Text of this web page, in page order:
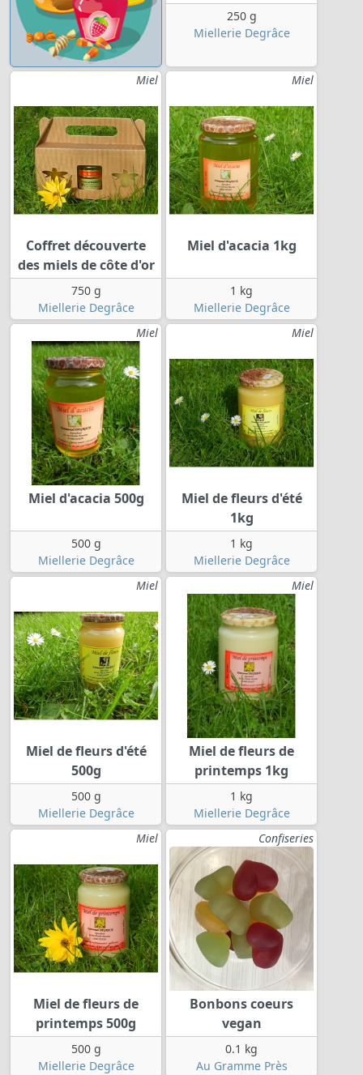
250 g
Miellerie Degrâce
Miel
Coffret découverte
des miels de côte d'or
750 g
Miellerie Degrâce
Miel
Miel d'acacia 1kg
1 kg
Miellerie Degrâce
Miel
Miel d'acacia 500g
500 g
Miellerie Degrâce
Miel
Miel de fleurs d'été
1kg
1 kg
Miellerie Degrâce
Miel
Miel de fleurs d'été
500g
500 g
Miellerie Degrâce
Miel
Miel de fleurs de
printemps 1kg
1 kg
Miellerie Degrâce
Miel
Miel de fleurs de
printemps 500g
500 g
Miellerie Degrâce
Confiseries
Bonbons coeurs
vegan
0.1 kg
Au Gramme Près